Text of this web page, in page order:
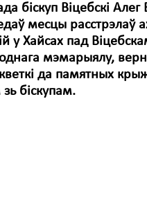
біскуп Віцебскі
месцы расстрэлаў
у Хайсах пад
мэмарыялу,
да памятных
біскупам.